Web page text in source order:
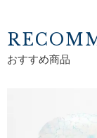
おすすめ商品